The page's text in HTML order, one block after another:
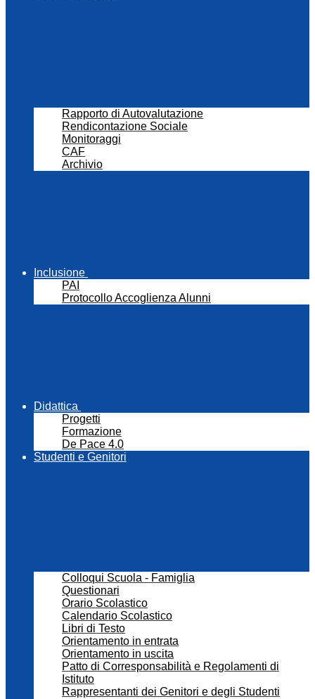
Rapporto di Autovalutazione
Rendicontazione Sociale
Monitoraggi
CAF
Archivio
Inclusione
PAI
Protocollo Accoglienza Alunni
Didattica
Progetti
Formazione
De Pace 4.0
Studenti e Genitori
Colloqui Scuola - Famiglia
Questionari
Orario Scolastico
Calendario Scolastico
Libri di Testo
Orientamento in entrata
Orientamento in uscita
Patto di Corresponsabilità e Regolamenti di
Istituto
Rappresentanti dei Genitori e degli Studenti